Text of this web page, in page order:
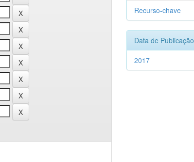
Recurso-chave
Data de Publicação
2017